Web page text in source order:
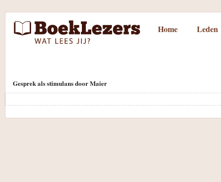
Home Leden
Gesprek als stimulans door Maier